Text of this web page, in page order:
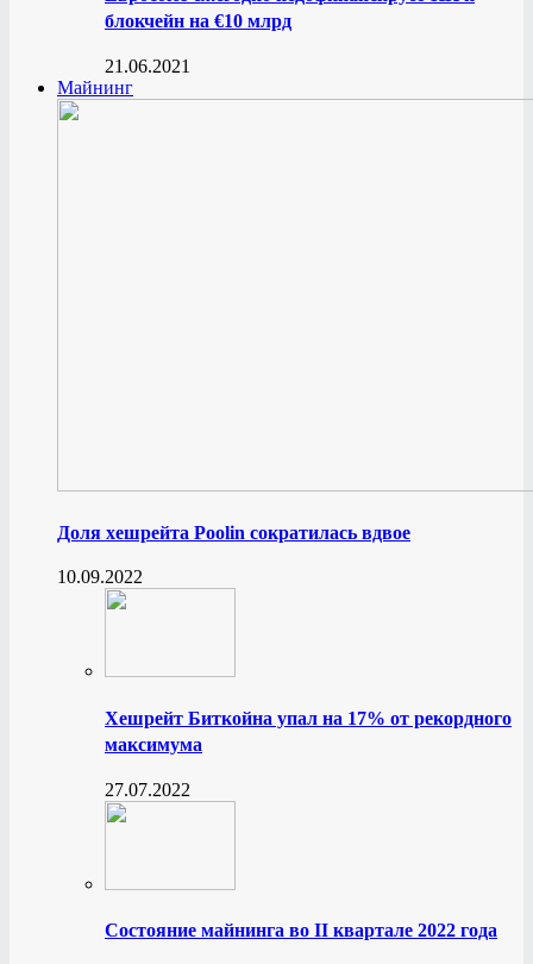
блокчейн на €10 млрд
21.06.2021
Майнинг
Доля хешрейта Poolin сократилась вдвое
10.09.2022
Хешрейт Биткойна упал на 17% от рекордного
максимума
27.07.2022
Состояние майнинга во II квартале 2022 года